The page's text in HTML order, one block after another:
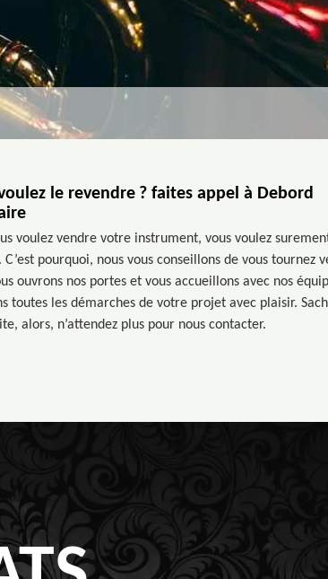
le revendre ? faites appel à Debord
voulez vendre votre instrument, vous voulez
pourquoi, nous vous conseillons de vous tournez
ouvrons nos portes et vous accueillons avec nos
toutes les démarches de votre projet avec plaisir.
alors, n’attendez plus pour nous contacter.